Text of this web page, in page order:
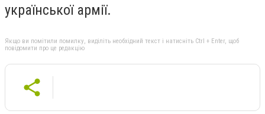
української армії.
Якщо ви помітили помилку, виділіть необхідний текст і натисніть Ctrl + Enter, щоб
повідомити про це редакцію